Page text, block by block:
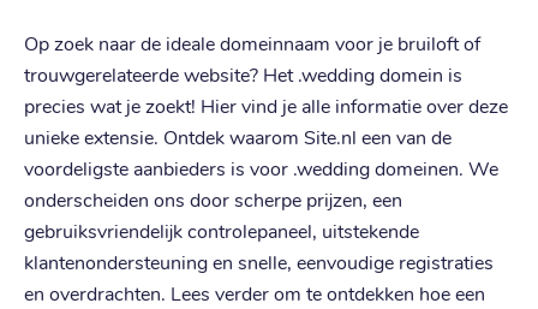
Op zoek naar de ideale domeinnaam voor je bruiloft of
trouwgerelateerde website? Het .wedding domein is
precies wat je zoekt! Hier vind je alle informatie over deze
unieke extensie. Ontdek waarom Site.nl een van de
voordeligste aanbieders is voor .wedding domeinen. We
onderscheiden ons door scherpe prijzen, een
gebruiksvriendelijk controlepaneel, uitstekende
klantenondersteuning en snelle, eenvoudige registraties
en overdrachten. Lees verder om te ontdekken hoe een